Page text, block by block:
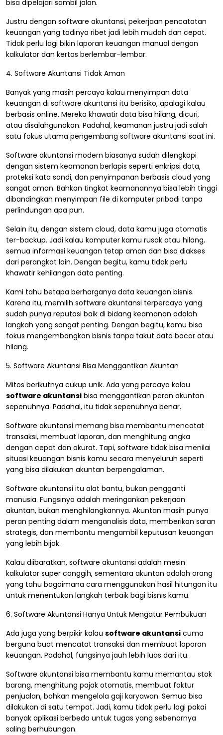
bisa dipelajari sambil jalan.
Justru dengan software akuntansi, pekerjaan pencatatan
keuangan yang tadinya ribet jadi lebih mudah dan cepat.
Tidak perlu lagi bikin laporan keuangan manual dengan
kalkulator dan kertas berlembar-lembar.
4. Software Akuntansi Tidak Aman
Banyak yang masih percaya kalau menyimpan data
keuangan di software akuntansi itu berisiko, apalagi kalau
berbasis online. Mereka khawatir data bisa hilang, dicuri,
atau disalahgunakan. Padahal, keamanan justru jadi salah
satu fokus utama pengembang software akuntansi saat ini.
Software akuntansi modern biasanya sudah dilengkapi
dengan sistem keamanan berlapis seperti enkripsi data,
proteksi kata sandi, dan penyimpanan berbasis cloud yang
sangat aman. Bahkan tingkat keamanannya bisa lebih tinggi
dibandingkan menyimpan file di komputer pribadi tanpa
perlindungan apa pun.
Selain itu, dengan sistem cloud, data kamu juga otomatis
ter-backup. Jadi kalau komputer kamu rusak atau hilang,
semua informasi keuangan tetap aman dan bisa diakses
dari perangkat lain. Dengan begitu, kamu tidak perlu
khawatir kehilangan data penting.
Kami tahu betapa berharganya data keuangan bisnis.
Karena itu, memilih software akuntansi terpercaya yang
sudah punya reputasi baik di bidang keamanan adalah
langkah yang sangat penting. Dengan begitu, kamu bisa
fokus mengembangkan bisnis tanpa takut data bocor atau
hilang.
5. Software Akuntansi Bisa Menggantikan Akuntan
Mitos berikutnya cukup unik. Ada yang percaya kalau
software akuntansi bisa menggantikan peran akuntan
sepenuhnya. Padahal, itu tidak sepenuhnya benar.
Software akuntansi memang bisa membantu mencatat
transaksi, membuat laporan, dan menghitung angka
dengan cepat dan akurat. Tapi, software tidak bisa menilai
situasi keuangan bisnis kamu secara menyeluruh seperti
yang bisa dilakukan akuntan berpengalaman.
Software akuntansi itu alat bantu, bukan pengganti
manusia. Fungsinya adalah meringankan pekerjaan
akuntan, bukan menghilangkannya. Akuntan masih punya
peran penting dalam menganalisis data, memberikan saran
strategis, dan membantu mengambil keputusan keuangan
yang lebih bijak.
Kalau diibaratkan, software akuntansi adalah mesin
kalkulator super canggih, sementara akuntan adalah orang
yang tahu bagaimana cara menggunakan hasil hitungan itu
untuk menentukan langkah terbaik bagi bisnis kamu.
6. Software Akuntansi Hanya Untuk Mengatur Pembukuan
Ada juga yang berpikir kalau software akuntansi cuma
berguna buat mencatat transaksi dan membuat laporan
keuangan. Padahal, fungsinya jauh lebih luas dari itu.
Software akuntansi bisa membantu kamu memantau stok
barang, menghitung pajak otomatis, membuat faktur
penjualan, bahkan mengelola gaji karyawan. Semua bisa
dilakukan di satu tempat. Jadi, kamu tidak perlu lagi pakai
banyak aplikasi berbeda untuk tugas yang sebenarnya
saling berhubungan.